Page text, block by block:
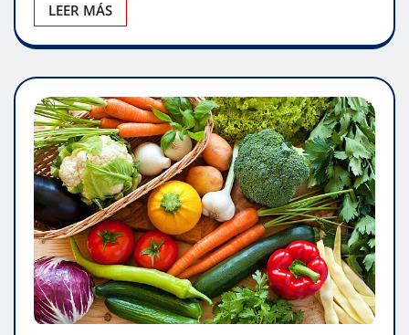
LEER MÁS